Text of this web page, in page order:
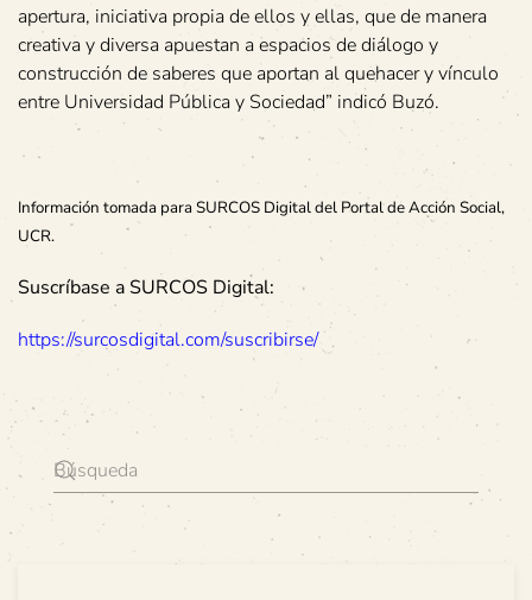
apertura, iniciativa propia de ellos y ellas, que de manera
creativa y diversa apuestan a espacios de diálogo y
construcción de saberes que aportan al quehacer y vínculo
entre Universidad Pública y Sociedad” indicó Buzó.
Información tomada para SURCOS Digital del Portal de Acción Social,
UCR.
Suscríbase a SURCOS Digital:
https://surcosdigital.com/suscribirse/